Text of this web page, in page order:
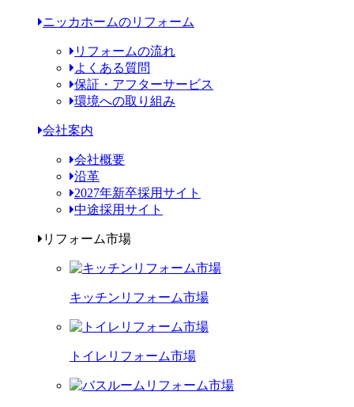
ニッカホームのリフォーム
リフォームの流れ
よくある質問
保証・アフターサービス
環境への取り組み
会社案内
会社概要
沿革
2027年新卒採用サイト
中途採用サイト
リフォーム市場
キッチンリフォーム市場
トイレリフォーム市場